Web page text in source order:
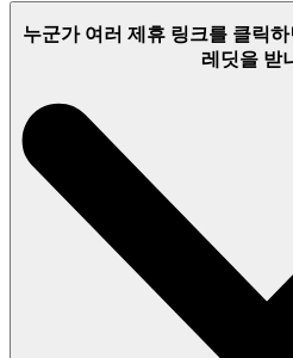
누군가 여러 제휴 링크를 클릭
레딧을 받